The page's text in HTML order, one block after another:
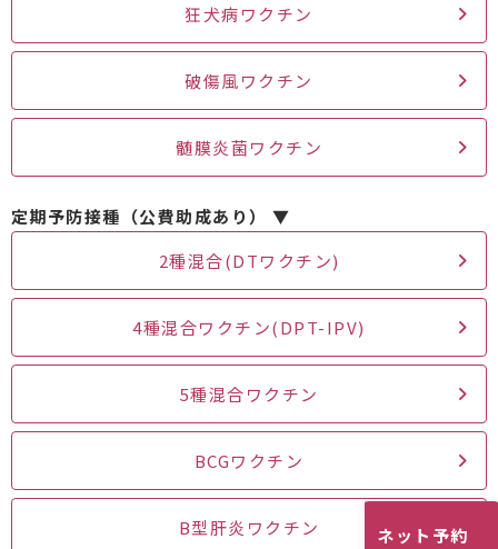
ネット予約
狂犬病ワクチン
破傷風ワクチン
髄膜炎菌ワクチン
定期予防接種（公費助成あり） ▼
2種混合(DTワクチン)
4種混合ワクチン(DPT-IPV)
5種混合ワクチン
BCGワクチン
B型肝炎ワクチン